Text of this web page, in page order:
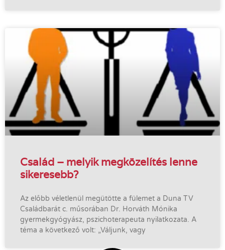
Család – melyik megközelítés lenne
sikeresebb?
Az előbb véletlenül megütötte a fülemet a Duna TV
Családbarát c. műsorában Dr. Horváth Mónika
gyermekgyógyász, pszichoterapeuta nyilatkozata. A
téma a következő volt: „Váljunk, vagy